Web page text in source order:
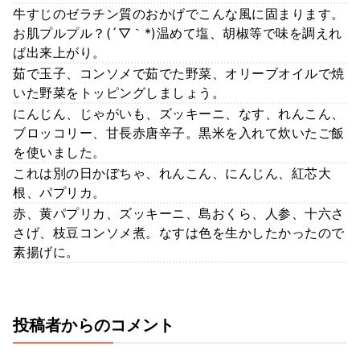
牛すじのゼラチン質のおかげでこんな風に固まります。
お肌プルプル？(´▽｀*)温めて塩、胡椒等で味を調えれ
ば出来上がり。
茹で玉子、コンソメで茹でた野菜、オリーブオイルで焼
いた野菜をトッピングしましょう。
にんじん、じゃがいも、ズッキーニ、なす、れんこん、
ブロッコリー、甘長赤唐辛子。黒米を入れて炊いたご飯
を使いました。
これは別の日かぼちゃ、れんこん、にんじん、紅芯大
根、パプリカ。
赤、黄パプリカ、ズッキーニ、島おくら、人参、十六さ
さげ、枝豆コンソメ煮。なすは色を生かしたかったので
素揚げに。
投稿者からのコメント